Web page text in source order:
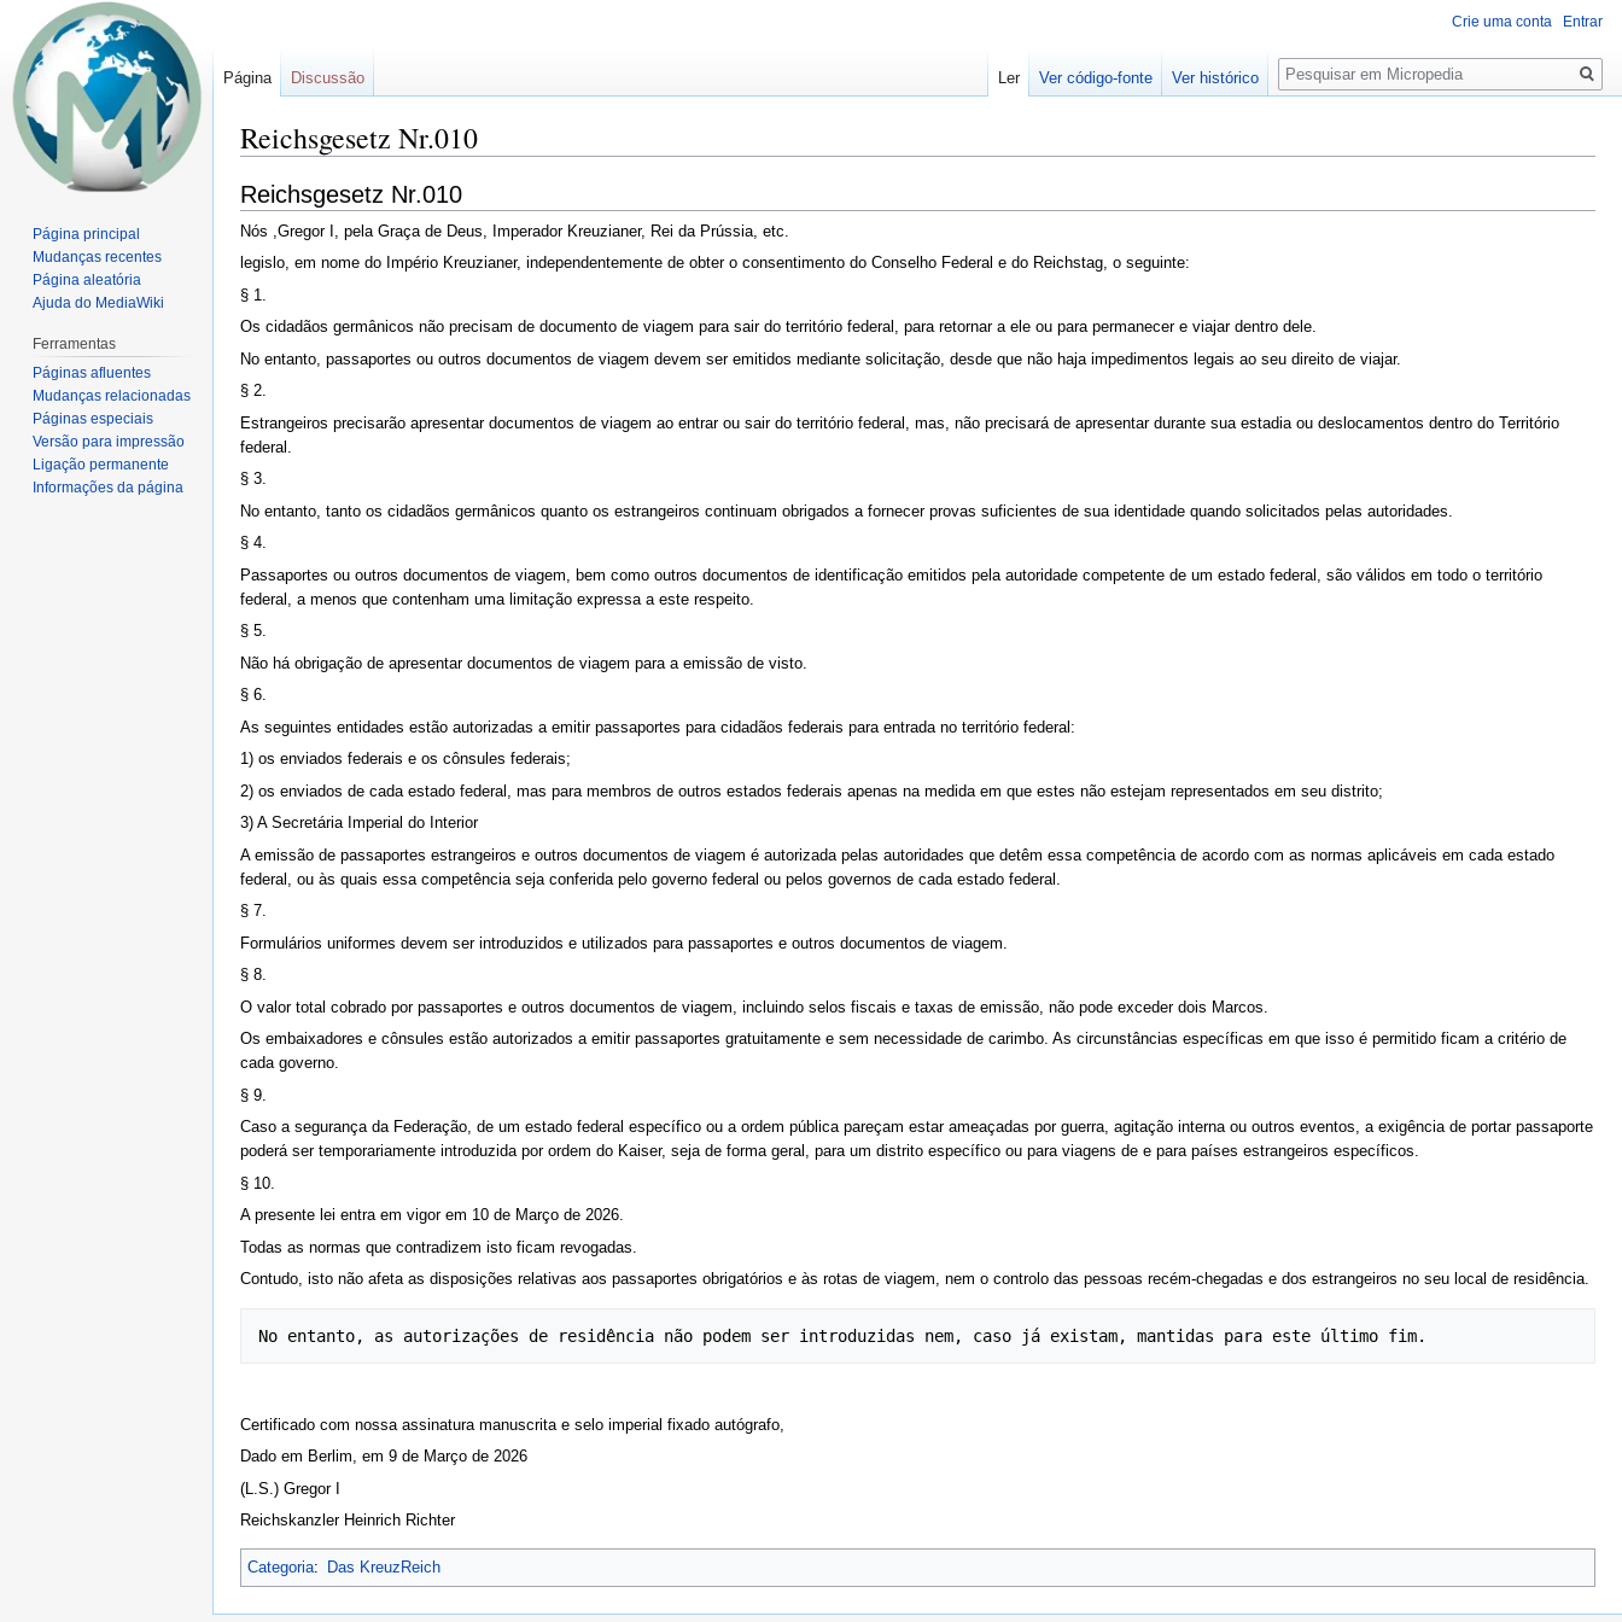
Reichsgesetz Nr.010
Ir
para
navegação
Ir
para
pesquisar
Reichsgesetz Nr.010
Nós ,Gregor I, pela Graça de Deus, Imperador Kreuzianer, Rei da Prússia, etc.
legislo, em nome do Império Kreuzianer, independentemente de obter o consentimento do Conselho Federal e do Reichstag, o seguinte:
§ 1.
Os cidadãos germânicos não precisam de documento de viagem para sair do território federal, para retornar a ele ou para permanecer e viajar dentro dele.
No entanto, passaportes ou outros documentos de viagem devem ser emitidos mediante solicitação, desde que não haja impedimentos legais ao seu direito de viajar.
§ 2.
Estrangeiros precisarão apresentar documentos de viagem ao entrar ou sair do território federal, mas, não precisará de apresentar durante sua estadia ou deslocamentos dentro do Território
federal.
§ 3.
No entanto, tanto os cidadãos germânicos quanto os estrangeiros continuam obrigados a fornecer provas suficientes de sua identidade quando solicitados pelas autoridades.
§ 4.
Passaportes ou outros documentos de viagem, bem como outros documentos de identificação emitidos pela autoridade competente de um estado federal, são válidos em todo o território
federal, a menos que contenham uma limitação expressa a este respeito.
§ 5.
Não há obrigação de apresentar documentos de viagem para a emissão de visto.
§ 6.
As seguintes entidades estão autorizadas a emitir passaportes para cidadãos federais para entrada no território federal:
1) os enviados federais e os cônsules federais;
2) os enviados de cada estado federal, mas para membros de outros estados federais apenas na medida em que estes não estejam representados em seu distrito;
3) A Secretária Imperial do Interior
A emissão de passaportes estrangeiros e outros documentos de viagem é autorizada pelas autoridades que detêm essa competência de acordo com as normas aplicáveis ​​em cada estado
federal, ou às quais essa competência seja conferida pelo governo federal ou pelos governos de cada estado federal.
§ 7.
Formulários uniformes devem ser introduzidos e utilizados para passaportes e outros documentos de viagem.
§ 8.
O valor total cobrado por passaportes e outros documentos de viagem, incluindo selos fiscais e taxas de emissão, não pode exceder dois Marcos.
Os embaixadores e cônsules estão autorizados a emitir passaportes gratuitamente e sem necessidade de carimbo. As circunstâncias específicas em que isso é permitido ficam a critério de
cada governo.
§ 9.
Caso a segurança da Federação, de um estado federal específico ou a ordem pública pareçam estar ameaçadas por guerra, agitação interna ou outros eventos, a exigência de portar passaporte
poderá ser temporariamente introduzida por ordem do Kaiser, seja de forma geral, para um distrito específico ou para viagens de e para países estrangeiros específicos.
§ 10.
A presente lei entra em vigor em 10 de Março de 2026.
Todas as normas que contradizem isto ficam revogadas.
Contudo, isto não afeta as disposições relativas aos passaportes obrigatórios e às rotas de viagem, nem o controlo das pessoas recém-chegadas e dos estrangeiros no seu local de residência.
Certificado com nossa assinatura manuscrita e selo imperial fixado autógrafo,
Dado em Berlim, em 9 de Março de 2026
(L.S.) Gregor I
Reichskanzler Heinrich Richter
Categoria: Das KreuzReich
Crie uma conta Entrar
Página Discussão Ler Ver código-fonte Ver histórico
Pesquisa
Página principal
Mudanças recentes
Página aleatória
Ajuda do MediaWiki
Ferramentas
Páginas afluentes
Mudanças relacionadas
Páginas especiais
Versão para impressão
Ligação permanente
Informações da página